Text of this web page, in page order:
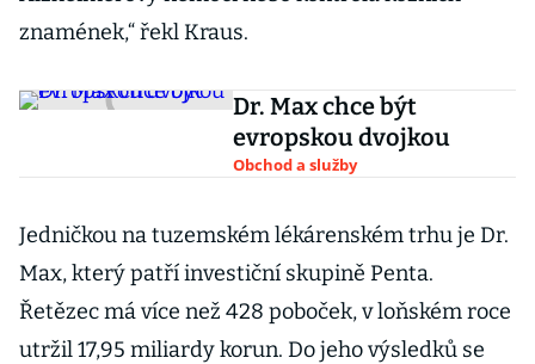
znamének,“ řekl Kraus.
Dr. Max chce být
evropskou dvojkou
Obchod a služby
Jedničkou na tuzemském lékárenském trhu je Dr.
Max, který patří investiční skupině Penta.
Řetězec má více než 428 poboček, v loňském roce
utržil 17,95 miliardy korun. Do jeho výsledků se